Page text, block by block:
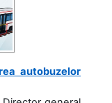
autobuzelor